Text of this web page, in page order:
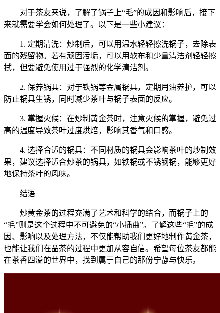
对于茶友来说，了解了锅子上“毛”的成因和影响后，接下
来就需要学会如何处理了。以下是一些小建议：
1. 定期清洗：炒制后，可以用温水轻轻擦洗锅子，去除表
面的残留物。若有顽固污垢，可以用软布和少量清洁剂轻轻擦
拭，但要避免使用过于强烈的化学清洁剂。
2. 保养锅具：对于铁锅等金属锅具，定期用油养护，可以
防止锅具生锈，同时减少茶叶与锅子表面的反应。
3. 掌握火候：在炒制黄金茶时，注意火候的掌握，避免过
高的温度导致茶叶过度烘焙，影响其香气和口感。
4. 选择合适的锅具：不同材质的锅具会影响茶叶的炒制效
果，建议选择适合炒茶的锅具，如铁锅或不锈钢锅，能够更好
地保持茶叶的风味。
结语
炒黄金茶的过程充满了艺术和科学的结合，而锅子上的
“毛”则是这个过程中不可避免的“小插曲”。了解这些“毛”的成
因、影响以及处理方法，不仅能帮助我们更好地制作黄金茶，
也能让我们在品茶的过程中更加从容自信。希望每位茶友都能
在茶香四溢的世界中，找到属于自己的那份宁静与快乐。